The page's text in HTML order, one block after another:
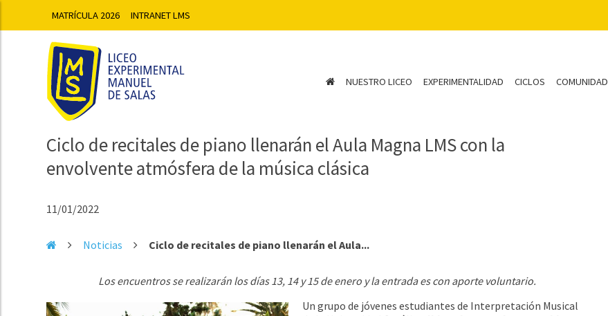
MATRÍCULA 2026 INTRANET LMS
NUESTRO LICEO EXPERIMENTALIDAD CICLOS COMUNIDAD
Ciclo de recitales de piano llenarán el Aula Magna LMS con la
envolvente atmósfera de la música clásica
11/01/2022
Noticias Ciclo de recitales de piano llenarán el Aula...
Los encuentros se realizarán los días 13, 14 y 15 de enero y la entrada es con aporte voluntario.
Un grupo de jóvenes estudiantes de Interpretación Musical